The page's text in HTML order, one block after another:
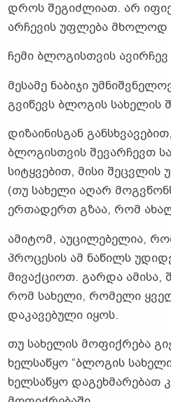
დროს შეგიძლიათ. არ
არჩევის უფლება
ჩემი ბლოგისთვის ავირჩევ
მესამე ნაბიჯი
გვიწევს ბლოგის სახელის
დიზაინისგან
ბლოგისთვის შევარჩევთ
სიტყვებით, მისი შეცვლის
(თუ სახელი აღარ
ერთადერთ გზაა, რომ
ამიტომ, აუცილებელია,
პროცესის ამ ნაწილს
მივაქციოთ. გარდა ამისა,
რომ სახელი, რომელი
დაკავებული იყოს.
თუ სახელის მოფიქრება
ხელსაწყო “ბლოგის
ხელსაწყო დაგეხმარებათ